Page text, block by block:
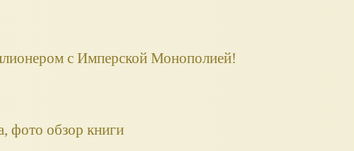
с Имперской Монополией!
фото обзор книги